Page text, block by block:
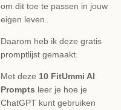
om dit toe te passen in jouw
eigen leven.
Daarom heb ik deze gratis
promptlijst gemaakt.
Met deze 10 FitUmmi AI
Prompts leer je hoe je
ChatGPT kunt gebruiken